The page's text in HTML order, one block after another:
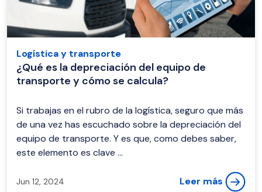
Logística y transporte
¿Qué es la depreciación del equipo de
transporte y cómo se calcula?
Si trabajas en el rubro de la logística, seguro que más
de una vez has escuchado sobre la depreciación del
equipo de transporte. Y es que, como debes saber,
este elemento es clave ...
Jun 12, 2024 Leer más